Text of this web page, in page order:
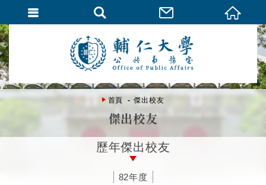
首頁 傑出校友
傑出校友
歷年傑出校友
82年度